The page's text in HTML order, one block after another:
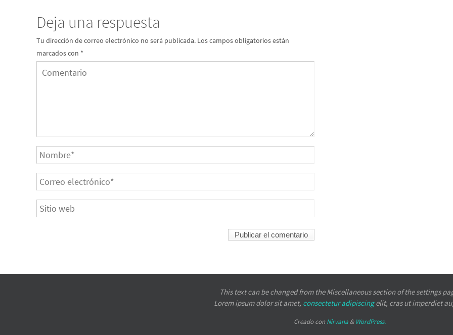
Deja una respuesta
Tu dirección de correo electrónico no será publicada. Los campos obligatorios están
marcados con *
This text can be changed from the Miscellaneous section of the settings
Lorem ipsumdolor sit amet, consectetur adipiscingelit, cras ut imperdiet
Creado con Nirvana & WordPress.